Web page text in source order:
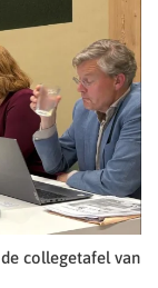
collegetafel van